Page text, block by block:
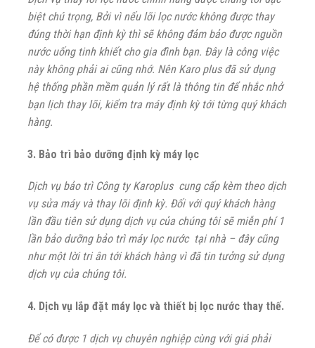
biệt chú trọng, Bởi vì nếu lõi lọc nước không được thay
đúng thời hạn định kỳ thì sẽ không đảm bảo được nguồn
nước uống tinh khiết cho gia đình bạn. Đây là công việc
này không phải ai cũng nhớ. Nên Karo plus đã sử dụng
hệ thống phần mềm quản lý rất là thông tin để nhắc nhở
bạn lịch thay lõi, kiểm tra máy định kỳ tới từng quý khách
hàng.
3. Bảo trì bảo dưỡng định kỳ máy lọc
Dịch vụ bảo trì Công ty Karoplus cung cấp kèm theo dịch
vụ sửa máy và thay lõi định kỳ. Đối với quý khách hàng
lần đầu tiên sử dụng dịch vụ của chúng tôi sẽ miễn phí 1
lần bảo dưỡng bảo trì máy lọc nước tại nhà – đây cũng
như một lời tri ân tới khách hàng vì đã tin tưởng sử dụng
dịch vụ của chúng tôi.
4. Dịch vụ lắp đặt máy lọc và thiết bị lọc nước thay thế.
Để có được 1 dịch vụ chuyên nghiệp cùng với giá phải